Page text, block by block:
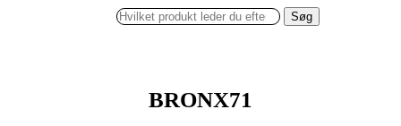
Søg
BRONX71